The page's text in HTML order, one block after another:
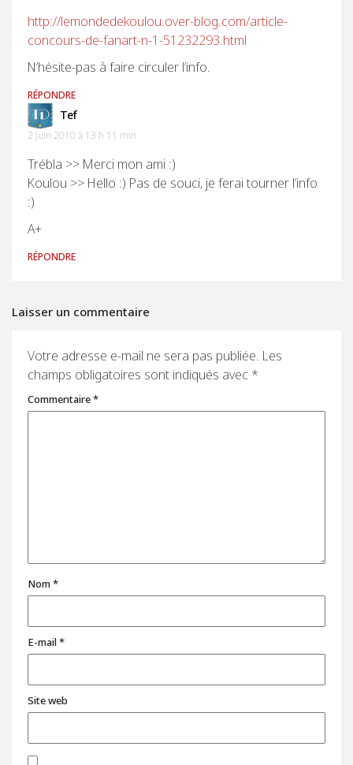
http://lemondedekoulou.over-blog.com/article-
concours-de-fanart-n-1-51232293.html
N’hésite-pas à faire circuler l’info.
RÉPONDRE
Tef
2 juin 2010 à 13 h 11 min
Trébla >> Merci mon ami :)
Koulou >> Hello :) Pas de souci, je ferai tourner l’info
:)
A+
RÉPONDRE
Laisser un commentaire
Votre adresse e-mail ne sera pas publiée. Les
champs obligatoires sont indiqués avec *
Commentaire*
Nom*
E-mail*
Site web